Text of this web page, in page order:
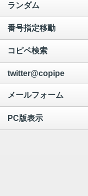
ランダム
番号指定移動
コピペ検索
twitter@copipe
メールフォーム
PC版表示